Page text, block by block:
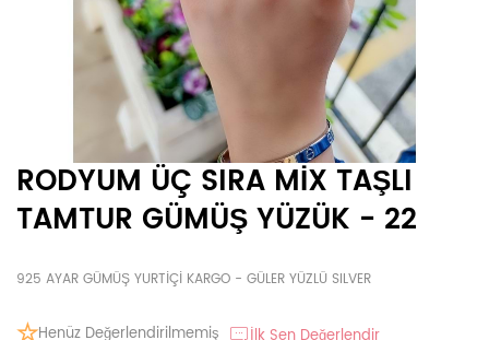
RODYUM ÜÇ SIRA MİX TAŞLI
TAMTUR GÜMÜŞ YÜZÜK - 22
925 AYAR GÜMÜŞ YURTİÇİ KARGO - GÜLER YÜZLÜ SILVER
Henüz Değerlendirilmemiş